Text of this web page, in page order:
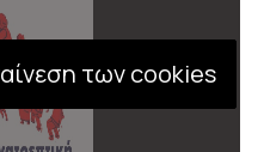
των cookies